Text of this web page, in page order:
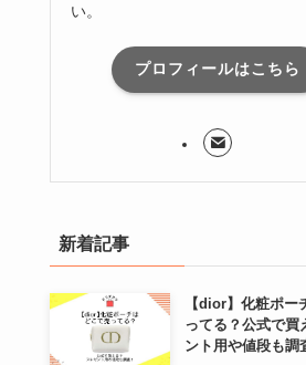
い。
プロフィールはこちら
新着記事
【dior】化粧ポー
ってる？公式で買
ント用や値段も調